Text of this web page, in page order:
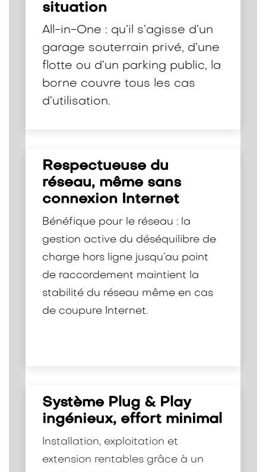
situation
All-in-One : qu’il s’agisse d’un
garage souterrain privé, d’une
flotte ou d’un parking public, la
borne couvre tous les cas
d’utilisation.
Respectueuse du
réseau, même sans
connexion Internet
Bénéfique pour le réseau : la
gestion active du déséquilibre de
charge hors ligne jusqu’au point
de raccordement maintient la
stabilité du réseau même en cas
de coupure Internet.
Système Plug & Play
ingénieux, effort minimal
Installation, exploitation et
extension rentables grâce à un